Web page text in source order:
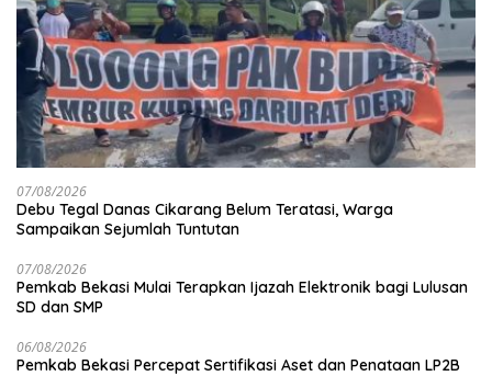
07/08/2026
Debu Tegal Danas Cikarang Belum Teratasi, Warga
Sampaikan Sejumlah Tuntutan
07/08/2026
Pemkab Bekasi Mulai Terapkan Ijazah Elektronik bagi Lulusan
SD dan SMP
06/08/2026
Pemkab Bekasi Percepat Sertifikasi Aset dan Penataan LP2B